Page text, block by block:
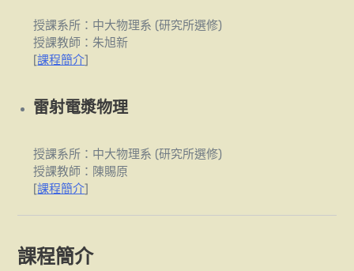
授課系所：中大物理系 (研究所選修)
授課教師：朱旭新
[課程簡介]
雷射電漿物理
授課系所：中大物理系 (研究所選修)
授課教師：陳賜原
[課程簡介]
課程簡介